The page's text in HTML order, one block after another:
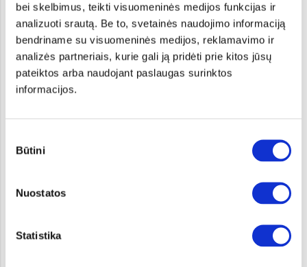
bei skelbimus, teikti visuomeninės medijos funkcijas ir
analizuoti srautą. Be to, svetainės naudojimo informaciją
bendriname su visuomeninės medijos, reklamavimo ir
analizės partneriais, kurie gali ją pridėti prie kitos jūsų
pateiktos arba naudojant paslaugas surinktos
informacijos.
pasirinkimas
Būtini
Nuostatos
Statistika
ПОДРОБНЕЕ
ПОДРОБНЕЕ